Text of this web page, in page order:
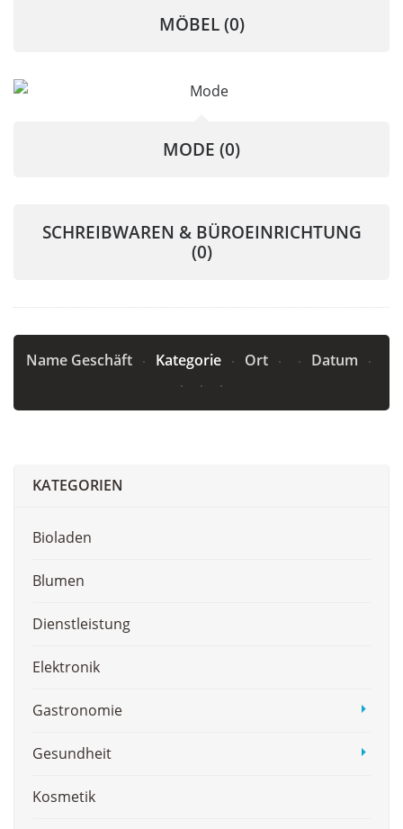
MÖBEL(0)
MODE (0)
SCHREIBWAREN & BÜROEINRICHTUNG
(0)
Name Geschäft Kategorie Ort Datum
KATEGORIEN
Bioladen
Blumen
Dienstleistung
Elektronik
Gastronomie
Gesundheit
Kosmetik